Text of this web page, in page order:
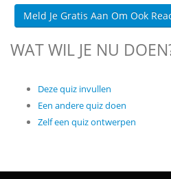
Meld Je Gratis Aan Om Ook
WAT WIL JE NU
Deze quiz invullen
Een andere quiz doen
Zelf een quiz ontwerpen